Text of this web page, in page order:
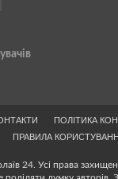
ПОЛІТИКА
ПРАВИЛА
24. Усі права